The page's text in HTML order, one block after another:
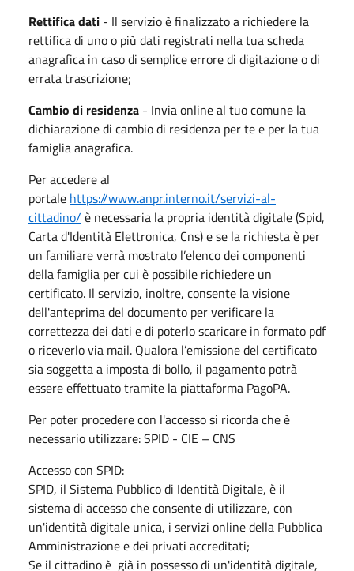
Rettifica dati - Il servizio è finalizzato a richiedere la
rettifica di uno o più dati registrati nella tua scheda
anagrafica in caso di semplice errore di digitazione o di
errata trascrizione;
Cambio di residenza - Invia online al tuo comune la
dichiarazione di cambio di residenza per te e per la tua
famiglia anagrafica.
Per accedere al
portale https://www.anpr.interno.it/servizi-al-
cittadino/ è necessaria la propria identità digitale (Spid,
Carta d'Identità Elettronica, Cns) e se la richiesta è per
un familiare verrà mostrato l’elenco dei componenti
della famiglia per cui è possibile richiedere un
certificato. Il servizio, inoltre, consente la visione
dell'anteprima del documento per verificare la
correttezza dei dati e di poterlo scaricare in formato pdf
o riceverlo via mail. Qualora l’emissione del certificato
sia soggetta a imposta di bollo, il pagamento potrà
essere effettuato tramite la piattaforma PagoPA.
Per poter procedere con l'accesso si ricorda che è
necessario utilizzare: SPID - CIE – CNS
Accesso con SPID:
SPID, il Sistema Pubblico di Identità Digitale, è il
sistema di accesso che consente di utilizzare, con
un'identità digitale unica, i servizi online della Pubblica
Amministrazione e dei privati accreditati;
Se il cittadino è già in possesso di un'identità digitale,